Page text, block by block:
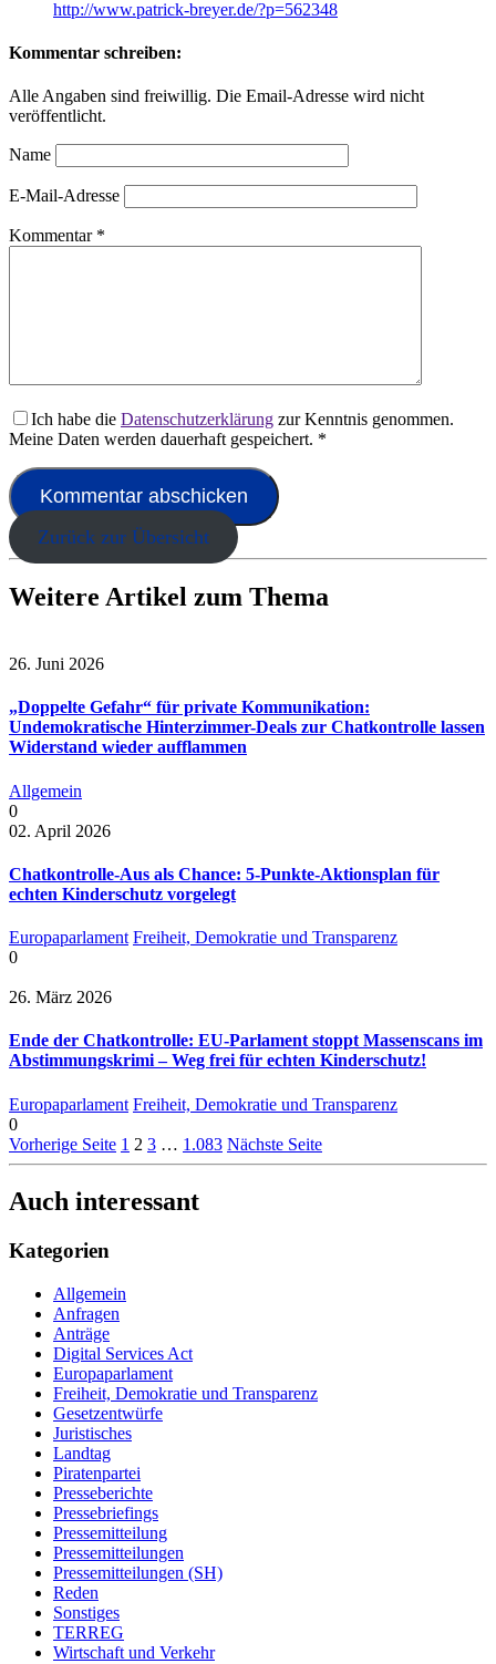
http://www.patrick-breyer.de/?p=562348
Kommentar schreiben:
Alle Angaben sind freiwillig. Die Email-Adresse wird nicht
veröffentlicht.
Name
E-Mail-Adresse
Kommentar *
Ich habe die Datenschutzerklärung zur Kenntnis genommen.
Meine Daten werden dauerhaft gespeichert. *
Zurück zur Übersicht
Weitere Artikel zum Thema
26. Juni 2026
„Doppelte Gefahr“ für private Kommunikation:
Undemokratische Hinterzimmer-Deals zur Chatkontrolle lassen
Widerstand wieder aufflammen
Allgemein
0
02. April 2026
Chatkontrolle-Aus als Chance: 5-Punkte-Aktionsplan für
echten Kinderschutz vorgelegt
Europaparlament Freiheit, Demokratie und Transparenz
0
26. März 2026
Ende der Chatkontrolle: EU-Parlament stoppt Massenscans im
Abstimmungskrimi – Weg frei für echten Kinderschutz!
Europaparlament Freiheit, Demokratie und Transparenz
0
Vorherige Seite 1 2 3 … 1.083 Nächste Seite
Auch interessant
Kategorien
Allgemein
Anfragen
Anträge
Digital Services Act
Europaparlament
Freiheit, Demokratie und Transparenz
Gesetzentwürfe
Juristisches
Landtag
Piratenpartei
Presseberichte
Pressebriefings
Pressemitteilung
Pressemitteilungen
Pressemitteilungen (SH)
Reden
Sonstiges
TERREG
Wirtschaft und Verkehr